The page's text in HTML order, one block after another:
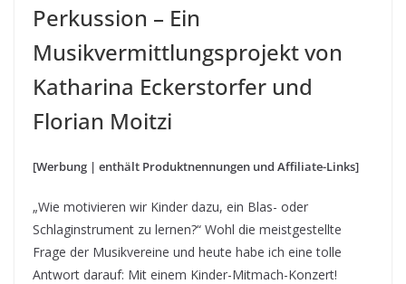
Perkussion – Ein
Musikvermittlungsprojekt von
Katharina Eckerstorfer und
Florian Moitzi
[Werbung | enthält Produktnennungen und Affiliate-Links]
„Wie motivieren wir Kinder dazu, ein Blas- oder
Schlaginstrument zu lernen?“ Wohl die meistgestellte
Frage der Musikvereine und heute habe ich eine tolle
Antwort darauf: Mit einem Kinder-Mitmach-Konzert!